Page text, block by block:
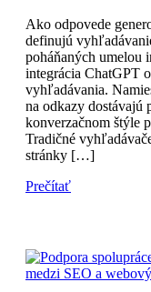
Ako odpovede
definujú
poháňaných umelou
integrácia ChatGPT
vyhľadávania.
na odkazy dostávajú
konverzačnom štýle
Tradičné
stránky […]
Prečítať